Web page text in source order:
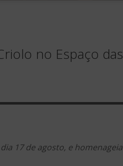
no Espaço das
17 de agosto, e homenageia